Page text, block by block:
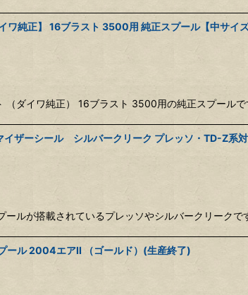
純正】 16ブラスト 3500用 純正スプール【中サイズ
（ダイワ純正） 16ブラスト 3500用の純正スプール
イザーシール シルバークリーク プレッソ・TD-Z系対
ルが搭載されているプレッソやシルバークリーク
ール 2004エアII （ゴールド）(生産終了)